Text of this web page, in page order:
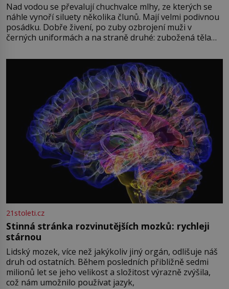
Nad vodou se převalují chuchvalce mlhy, ze kterých se
náhle vynoří siluety několika člunů. Mají velmi podivnou
posádku. Dobře živení, po zuby ozbrojení muži v
černých uniformách a na straně druhé: zubožená těla
přízračná scéna znamená? Je jaro roku 1945, druhá
světová válka se chýlí ke konci. Jezero Stolpsee
21stoleti.cz
Stinná stránka rozvinutějších mozků: rychleji
stárnou
Lidský mozek, více než jakýkoliv jiný orgán, odlišuje náš
druh od ostatních. Během posledních přibližně sedmi
milionů let se jeho velikost a složitost výrazně zvýšila,
což nám umožnilo používat jazyk,